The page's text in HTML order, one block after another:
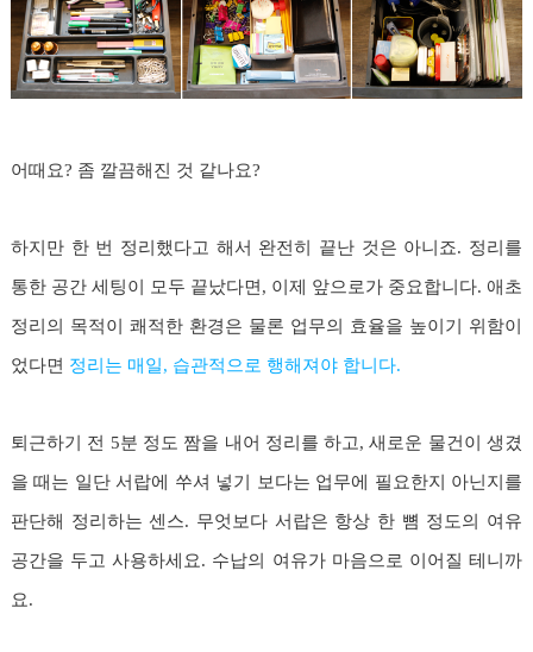
어때요? 좀 깔끔해진 것 같나요?
하지만 한 번 정리했다고 해서 완전히 끝난 것은 아니죠. 정리를
통한 공간 세팅이 모두 끝났다면, 이제 앞으로가 중요합니다. 애초
정리의 목적이 쾌적한 환경은 물론 업무의 효율을 높이기 위함이
었다면 정리는 매일, 습관적으로 행해져야 합니다.
퇴근하기 전 5분 정도 짬을 내어 정리를 하고, 새로운 물건이 생겼
을 때는 일단 서랍에 쑤셔 넣기 보다는 업무에 필요한지 아닌지를
판단해 정리하는 센스. 무엇보다 서랍은 항상 한 뼘 정도의 여유
공간을 두고 사용하세요. 수납의 여유가 마음으로 이어질 테니까
요.